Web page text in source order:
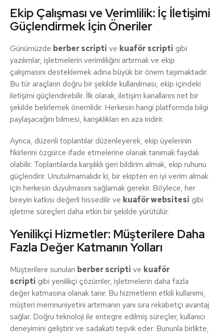
Ekip Çalışması ve Verimlilik: İç İletişimi
Güçlendirmek İçin Öneriler
Günümüzde berber scripti ve kuaför scripti gibi
yazılımlar, işletmelerin verimliliğini artırmak ve ekip
çalışmasını desteklemek adına büyük bir önem taşımaktadır.
Bu tür araçların doğru bir şekilde kullanılması, ekip içindeki
iletişimi güçlendirebilir. İlk olarak, iletişim kanallarını net bir
şekilde belirlemek önemlidir. Herkesin hangi platformda bilgi
paylaşacağını bilmesi, karışıklıkları en aza indirir.
Ayrıca, düzenli toplantılar düzenleyerek, ekip üyelerinin
fikirlerini özgürce ifade etmelerine olanak tanımak faydalı
olabilir. Toplantılarda karşılıklı geri bildirim almak, ekip ruhunu
güçlendirir. Unutulmamalıdır ki, bir ekipten en iyi verim almak
için herkesin duyulmasını sağlamak gerekir. Böylece, her
bireyin katkısı değerli hissedilir ve kuaför websitesi gibi
işletme süreçleri daha etkin bir şekilde yürütülür.
Yenilikçi Hizmetler: Müşterilere Daha
Fazla Değer Katmanın Yolları
Müşterilere sunulan berber scripti ve kuaför
scripti gibi yenilikçi çözümler, işletmelerin daha fazla
değer katmasına olanak tanır. Bu hizmetlerin etkili kullanımı,
müşteri memnuniyetini artırmanın yanı sıra rekabetçi avantaj
sağlar. Doğru teknoloji ile entegre edilmiş süreçler, kullanıcı
deneyimini geliştirir ve sadakati teşvik eder. Bununla birlikte,